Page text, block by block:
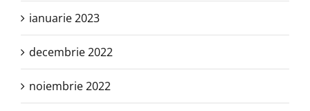
ianuarie 2023
decembrie 2022
noiembrie 2022